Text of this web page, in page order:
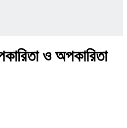
ও অপকারিতা